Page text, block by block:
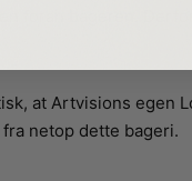
foran bageren.
at Artvisions egen
netop dette bageri.